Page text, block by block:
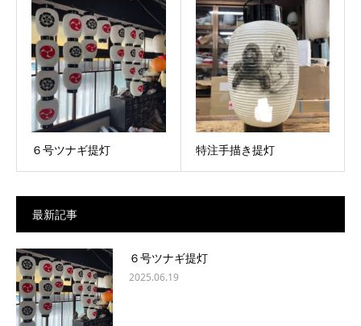
６号ツナギ提灯 特注手描き提灯
最新記事
６号ツナギ提灯
2025.06.19